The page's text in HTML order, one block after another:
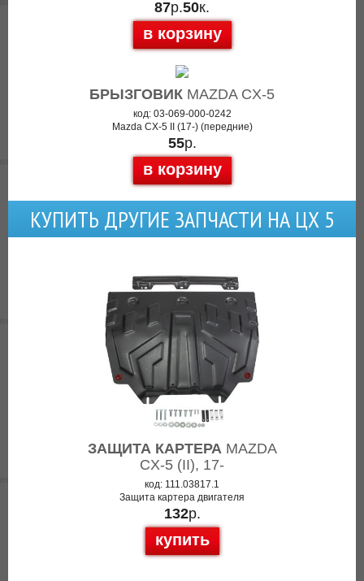
87р.50к.
в корзину
БРЫЗГОВИК MAZDA CX-5
код: 03-069-000-0242
Mazda CX-5 II (17-) (передние)
55р.
в корзину
КУПИТЬ ДРУГИЕ ЗАПЧАСТИ НА ЦХ 5
ЗАЩИТА КАРТЕРАMAZDA
CX-5 (II), 17-
код: 111.03817.1
Защита картера двигателя
132р.
купить